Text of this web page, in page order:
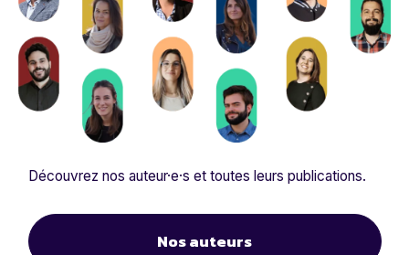
Découvrez nos auteur·e·s et toutes leurs publications.
Nos auteurs